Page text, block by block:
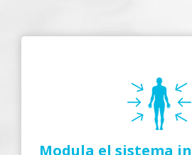
Modula el sistema